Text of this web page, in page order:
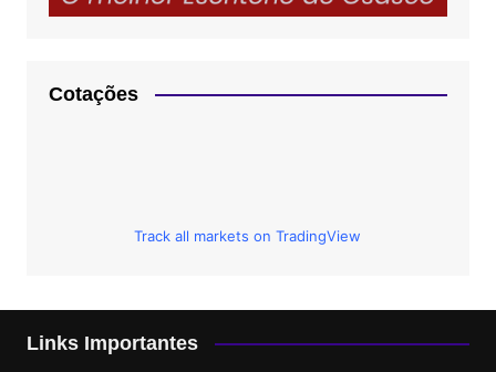
Cotações
Track all markets on TradingView
Links Importantes